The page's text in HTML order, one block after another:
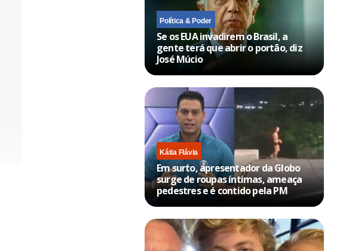
Política & Poder
Se os EUA invadirem o Brasil, a
gente terá que abrir o portão, diz
José Múcio
Kátia Flávia
Em surto, apresentador da Globo
surge de roupas íntimas, ameaça
pedestres e é contido pela PM